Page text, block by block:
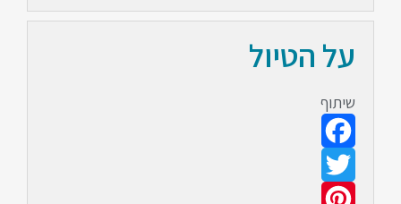
על הטיול
שיתוף
Facebook
Twitter